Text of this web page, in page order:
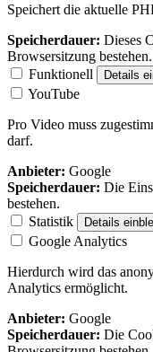
Speichert die aktuelle
Speicherdauer: Dieses
Browsersitzung bestehen.
Funktionell
Details
YouTube
Pro Video muss
darf.
Anbieter: Google
Speicherdauer: Die
bestehen.
Statistik
Details
Google Analytics
Hierdurch wird das
Analytics ermöglicht.
Anbieter: Google
Speicherdauer: Die